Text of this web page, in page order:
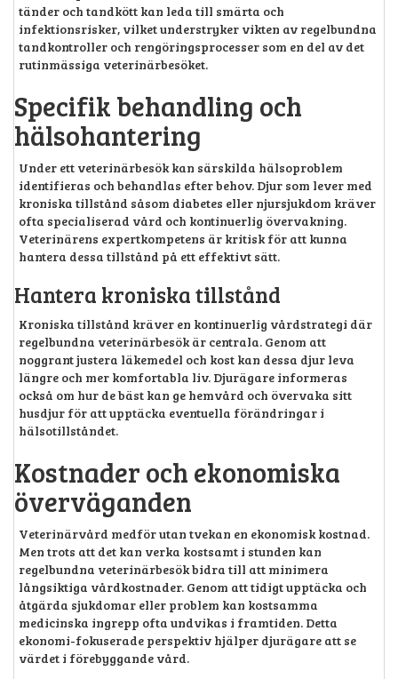
tänder och tandkött kan leda till smärta och
infektionsrisker, vilket understryker vikten av regelbundna
tandkontroller och rengöringsprocesser som en del av det
rutinmässiga veterinärbesöket.
Specifik behandling och
hälsohantering
Under ett veterinärbesök kan särskilda hälsoproblem
identifieras och behandlas efter behov. Djur som lever med
kroniska tillstånd såsom diabetes eller njursjukdom kräver
ofta specialiserad vård och kontinuerlig övervakning.
Veterinärens expertkompetens är kritisk för att kunna
hantera dessa tillstånd på ett effektivt sätt.
Hantera kroniska tillstånd
Kroniska tillstånd kräver en kontinuerlig vårdstrategi där
regelbundna veterinärbesök är centrala. Genom att
noggrant justera läkemedel och kost kan dessa djur leva
längre och mer komfortabla liv. Djurägare informeras
också om hur de bäst kan ge hemvård och övervaka sitt
husdjur för att upptäcka eventuella förändringar i
hälsotillståndet.
Kostnader och ekonomiska
överväganden
Veterinärvård medför utan tvekan en ekonomisk kostnad.
Men trots att det kan verka kostsamt i stunden kan
regelbundna veterinärbesök bidra till att minimera
långsiktiga vårdkostnader. Genom att tidigt upptäcka och
åtgärda sjukdomar eller problem kan kostsamma
medicinska ingrepp ofta undvikas i framtiden. Detta
ekonomi-fokuserade perspektiv hjälper djurägare att se
värdet i förebyggande vård.